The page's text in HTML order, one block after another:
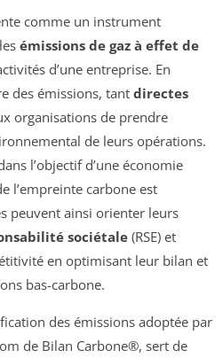
comme un instrument
émissions de gaz à effet de
d’une entreprise. En
des émissions, tant directes
organisations de prendre
de leurs opérations.
l’objectif d’une économie
l’empreinte carbone est
peuvent ainsi orienter leurs
sociétale(RSE) et
en optimisant leur bilan et
bas-carbone.
des émissions adoptée par
de Bilan Carbone®, sert de